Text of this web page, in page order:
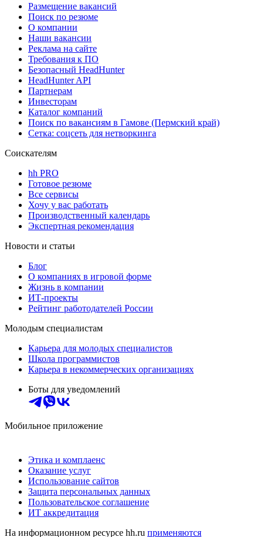
Размещение вакансий
Поиск по резюме
О компании
Наши вакансии
Реклама на сайте
Требования к ПО
Безопасный HeadHunter
HeadHunter API
Партнерам
Инвесторам
Каталог компаний
Поиск по вакансиям в Гамове (Пермский край)
Сетка: соцсеть для нетворкинга
Соискателям
hh PRO
Готовое резюме
Все сервисы
Хочу у вас работать
Производственный календарь
Экспертная рекомендация
Новости и статьи
Блог
О компаниях в игровой форме
Жизнь в компании
ИТ-проекты
Рейтинг работодателей России
Молодым специалистам
Карьера для молодых специалистов
Школа программистов
Карьера в некоммерческих организациях
Боты для уведомлений
Мобильное приложение
Этика и комплаенс
Оказание услуг
Использование сайтов
Защита персональных данных
Пользовательское соглашение
ИТ аккредитация
На информационном ресурсе hh.ru применяются